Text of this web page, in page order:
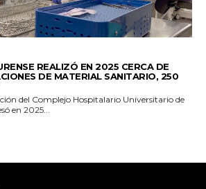
REALIZÓ EN 2025 CERCA DE
DE MATERIAL SANITARIO, 250
del Complejo Hospitalario Universitario de
en 2025...